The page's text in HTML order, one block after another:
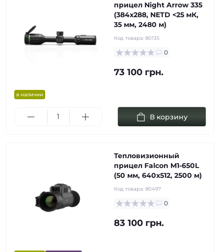
в наличии
прицел Night Arrow 335
(384x288, NETD <25 мК,
35 мм, 2480 м)
Код товара: 80135
0
73 100 грн.
В корзину
Тепловизионный
прицел Falcon M1-650L
(50 мм, 640х512, 2500 м)
Код товара: 80497
0
83 100 грн.